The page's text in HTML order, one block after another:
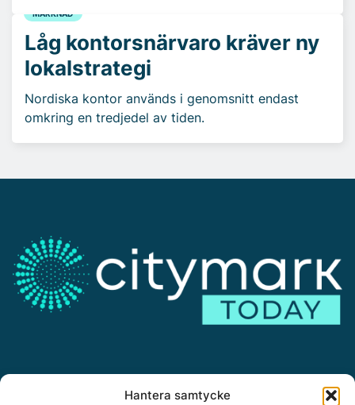
Hantera samtycke
MARKNAD
Låg kontorsnärvaro kräver ny
lokalstrategi
Nordiska kontor används i genomsnitt endast
omkring en tredjedel av tiden.